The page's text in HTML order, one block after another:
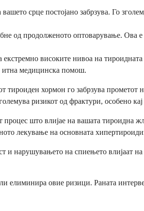
срце постојано забрзува. Го
од продолженото оптоварување. Ова е
екстремно високите нивоа на
итна медицинска помош.
хормон го забрзува прометот
ризикот од фрактури, особено
што влијае на вашата тироидна
лекување на основната
и нарушувањето на спиењето влијаат
овие ризици. Раната